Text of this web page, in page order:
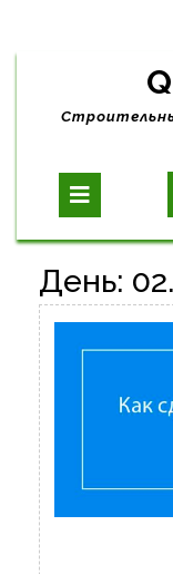
Skip
content
День: